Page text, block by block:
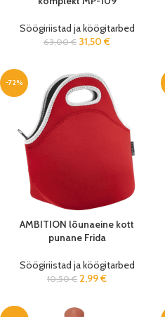
Söögiriistad ja köögitarbed
63,00€ 31,50 €
-72%
AMBITION lõunaeine kott
punane Frida
Söögiriistad ja köögitarbed
10,50€ 2,99€